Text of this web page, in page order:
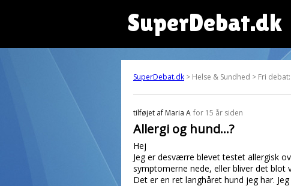
SuperDebat.dk
SuperDebat.dk > Helse & Sundhed > Fri
tilføjet af Maria A for 15 år siden
Allergi og hund...?
Hej
Jeg er desværre blevet testet allergisk
symptomerne nede, eller bliver det blot
Det er en ret langhåret hund jeg har.